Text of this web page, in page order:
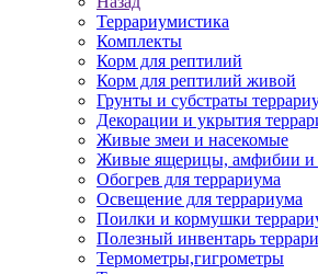
Террариумистика
Комплекты
Корм для рептилий
Корм для рептилий живой
Грунты и субстраты
Декорации и укрытия
Живые змеи и насекомые
Живые ящерицы, амфибии и
Обогрев для террариума
Освещение для террариума
Поилки и кормушки
Полезный инвентарь
Термометры,гигрометры